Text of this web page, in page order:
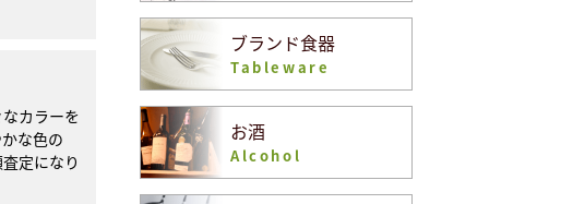
カラーを
な色の
定になり
ブランド食器
Tableware
お酒
Alcohol